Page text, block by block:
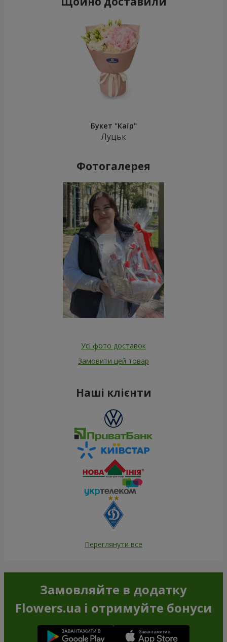
Букет "Каїр"
Луцьк
Фотогалерея
Усі фото доставок
Замовити цей товар
Наші клієнти
Переглянути все
Замовляйте в додатку
Flowers.ua і отримуйте бонуси